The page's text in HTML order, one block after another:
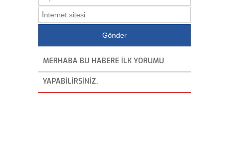
MERHABA BU HABERE ILK YORUMU
YAPABILIRSINIZ.